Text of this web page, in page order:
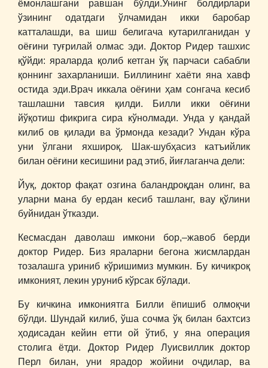
ёмонлашгани равшан бўлди.Унинг болдирлари
ўзининг одатдаги ўлчамидан икки баробар
катталашди, ва шиш белигача кутарилганидан у
оёғини туғрилай олмас эди. Доктор Ридер ташхис
қўйди: яраларда қолиб кетган ўқ парчаси сабабли
қоннинг захарланиши. Биллининг хаёти яна хавф
остида эди.Врач иккала оёғини ҳам сонгача кесиб
ташлашни тавсия қилди. Билли икки оёғини
йўқотиш фикрига сира кўнолмади. Унда у қандай
килиб ов қилади ва ўрмонда кезади? Ундан кўра
уни ўлгани яхшироқ. Шак-шубҳасиз катъийлик
билан оёғини кесишини рад этиб, йиғлаганча дели:
Йуқ, доктор фақат озгина баландроқдан олинг, ва
уларни мана бу ердан кесиб ташланг, вау қўлини
буйнидан ўтказди.
Кесмасдан даволаш имкони бор,–жавоб берди
доктор Ридер. Биз яраларни бегона жисмлардан
тозалашга уриниб кўришимиз мумкин. Бу кичикроқ
имконият, лекин уруниб кўрсак бўлади.
Бу кичкина имкониятга Билли ёпишиб олмоқчи
бўлди. Шундай килиб, ўша сочма ўқ билан бахтсиз
ҳодисадан кейин етти ой ўтиб, у яна операция
столига ётди. Доктор Ридер Луисвиллик доктор
Перл билан, уни ярадор жойини очдилар, ва